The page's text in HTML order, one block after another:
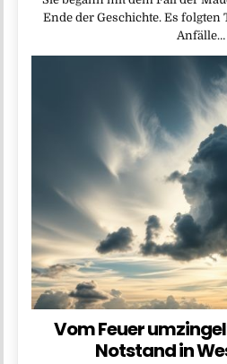
Ende der Geschichte. Es
Anfälle…
Vom Feuer
Notstand in